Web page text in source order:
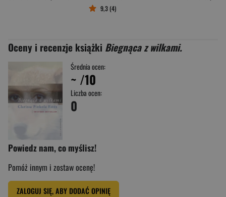
9,3 (4)
Oceny i recenzje książki Biegnąca z wilkami.
Średnia ocen:
~ /10
Liczba ocen:
0
Powiedz nam, co myślisz!
Pomóż innym i zostaw ocenę!
ZALOGUJ SIĘ, ABY DODAĆ OPINIĘ